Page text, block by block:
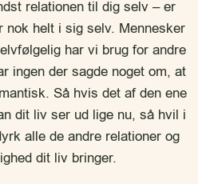
relationen til dig selv – er
helt i sig selv. Mennesker
har vi brug for andre
ingen der sagde noget om, at
Så hvis det af den ene
dit liv ser ud lige nu, så hvil i
alle de andre relationer og
dit liv bringer.